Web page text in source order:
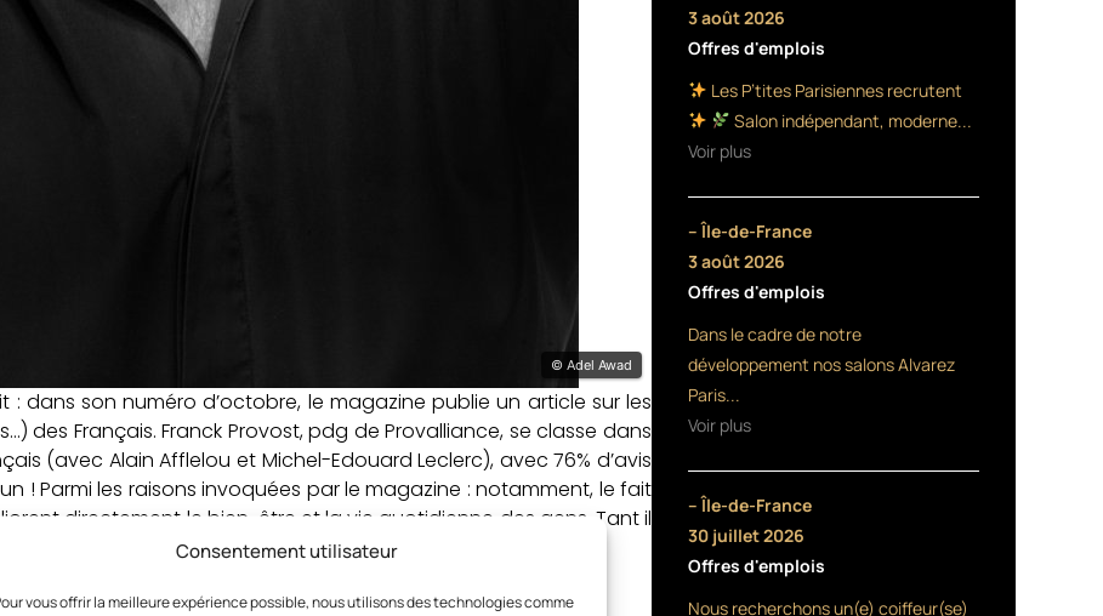
Consentement utilisateur
vous offrir la meilleure expérience possible, nous utilisons des technologies comme
© Adel Awad
: dans son numéro d’octobre, le magazine publie un article sur les
des Français. Franck Provost, pdg de Provalliance, se classe dans
(avec Alain Afflelou et Michel-Edouard Leclerc), avec 76% d’avis
! Parmi les raisons invoquées par le magazine : notamment, le fait
directement le bien-être et la vie quotidienne des gens. Tant il
la vie !
3 août 2026
Offres d'emplois
Les P’tites Parisiennes recrutent
Salon indépendant, moderne...
Voir plus
– Île-de-France
3 août 2026
Offres d'emplois
Dans le cadre de notre
développement nos salons Alvarez
Paris...
Voir plus
– Île-de-France
30 juillet 2026
Offres d'emplois
Nous recherchons un(e) coiffeur(se)